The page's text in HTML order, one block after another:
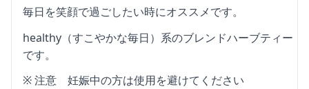
毎日を笑顔で過ごしたい時にオススメです。
healthy（すこやかな毎日）系のブレンドハーブティー
です。
※ 注意 妊娠中の方は使用を避けてください